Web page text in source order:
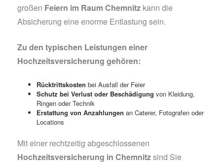
großen Feiern im Raum Chemnitz kann die
Absicherung eine enorme Entlastung sein.
Zu den typischen Leistungen einer
Hochzeitsversicherung gehören:
Rücktrittskosten bei Ausfall der Feier
Schutz bei Verlust oder Beschädigung von Kleidung,
Ringen oder Technik
Erstattung von Anzahlungen an Caterer, Fotografen oder
Locations
Mit einer rechtzeitig abgeschlossenen
Hochzeitsversicherung in Chemnitzsind Sie